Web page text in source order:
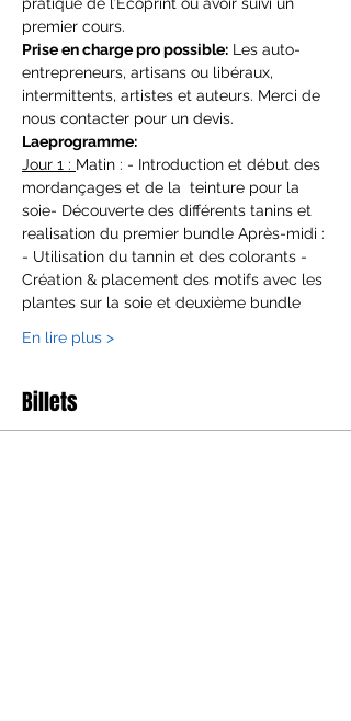
pratique de l’Ecoprint ou avoir suivi un
premier cours.
Prise en charge pro possible: Les auto-
entrepreneurs, artisans ou libéraux,
intermittents, artistes et auteurs. Merci de
nous contacter pour un devis.
Laeprogramme:
Jour 1 : Matin : - Introduction et début des
mordançages et de la  teinture pour la
soie- Découverte des différents tanins et
realisation du premier bundle Après-midi :
- Utilisation du tannin et des colorants -
Création & placement des motifs avec les
plantes sur la soie et deuxième bundle
En lire plus >
Billets